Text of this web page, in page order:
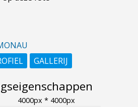
GALLERIJ
4000px * 4000px